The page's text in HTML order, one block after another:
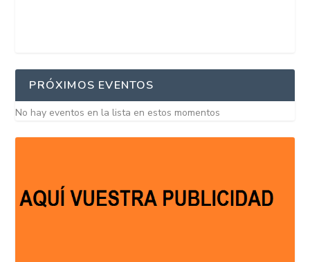
PRÓXIMOS EVENTOS
No hay eventos en la lista en estos momentos